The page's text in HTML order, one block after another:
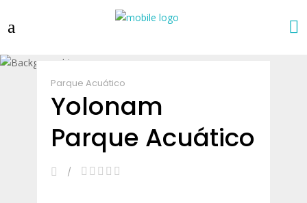
Parque Acuático
Yolonam
Parque Acuático